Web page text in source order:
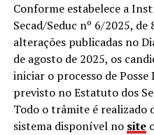
Conforme estabelece a
Secad/Seduc nº 6/2025,
alterações publicadas no
de agosto de 2025, os
iniciar o processo de
previsto no Estatuto dos
Todo o trâmite é realizado
sistema disponível no site